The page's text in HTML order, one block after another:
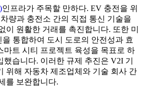
인프라가 주목할 만하다. EV 충전을 위
량과 충전소 간의 직접 통신 기술을
이 원활한 거래를 촉진합니다. 또한 미
통합하여 도시 도로의 안전성과 효
마트 시티 프로젝트 육성을 목표로 하
습니다. 이러한 규제 추진은 V2I 기
위해 자동차 제조업체와 기술 회사 간
를 보완합니다.